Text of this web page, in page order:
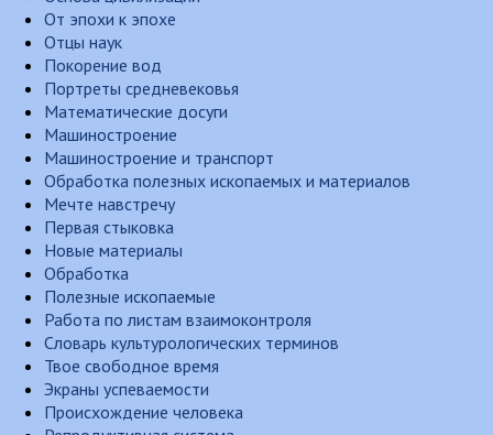
От эпохи к эпохе
Отцы наук
Покорение вод
Портреты средневековья
Математические досуги
Машиностроение
Машиностроение и транспорт
Обработка полезных ископаемых и материалов
Мечте навстречу
Первая стыковка
Новые материалы
Обработка
Полезные ископаемые
Работа по листам взаимоконтроля
Словарь культурологических терминов
Твое свободное время
Экраны успеваемости
Происхождение человека